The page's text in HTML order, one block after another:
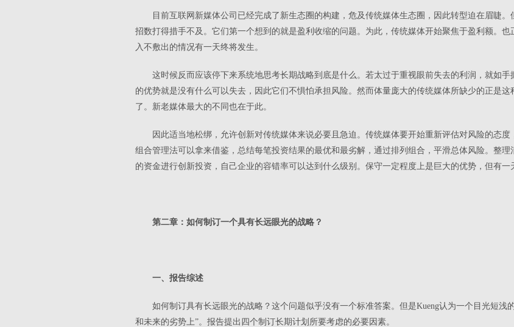
目前互联网新媒体公司已经完成了新生态圈的构建，危及传统媒体生态圈，因此转型迫在眉睫
招数打得措手不及。它们第一个想到的就是盈利收缩的问题。为此，传统媒体开始聚焦于盈利额。
入不敷出的情况有一天终将发生。
这时候反而应该停下来系统地思考长期战略到底是什么。若太过于重视眼前失去的利润，就如
的优势就是没有什么可以失去，因此它们不惧怕承担风险。然而体量庞大的传统媒体所缺少的正是
了。新老媒体最大的不同也在于此。
因此适当地松绑，允许创新对传统媒体来说必要且急迫。传统媒体要开始重新评估对风险的态
组合管理法可以拿来借鉴，总结每笔投资结果的最优和最劣解，通过排列组合，平滑总体风险。整
的资金进行创新投资，自己企业的容错率可以达到什么级别。保守一定程度上是巨大的优势，但有一
第二章：如何制订一个具有长远眼光的战略？
一、报告综述
如何制订具有长远眼光的战略？这个问题似乎没有一个标准答案。但是Kueng认为一个目光短浅
和未来的劣势上”。报告提出四个制订长期计划所要考虑的必要因素。